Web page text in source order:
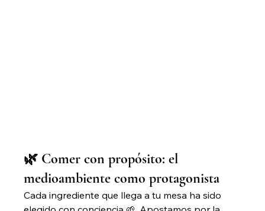
🌿 Comer con propósito: el
medioambiente como protagonista
Cada ingrediente que llega a tu mesa ha sido